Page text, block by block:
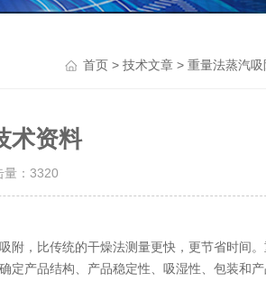
首页 > 技术文章 > 重量法蒸汽
术资料
： 3320
附，比传统的干燥法测量更快，更节省时间
定产品结构、产品稳定性、吸湿性、包装和产